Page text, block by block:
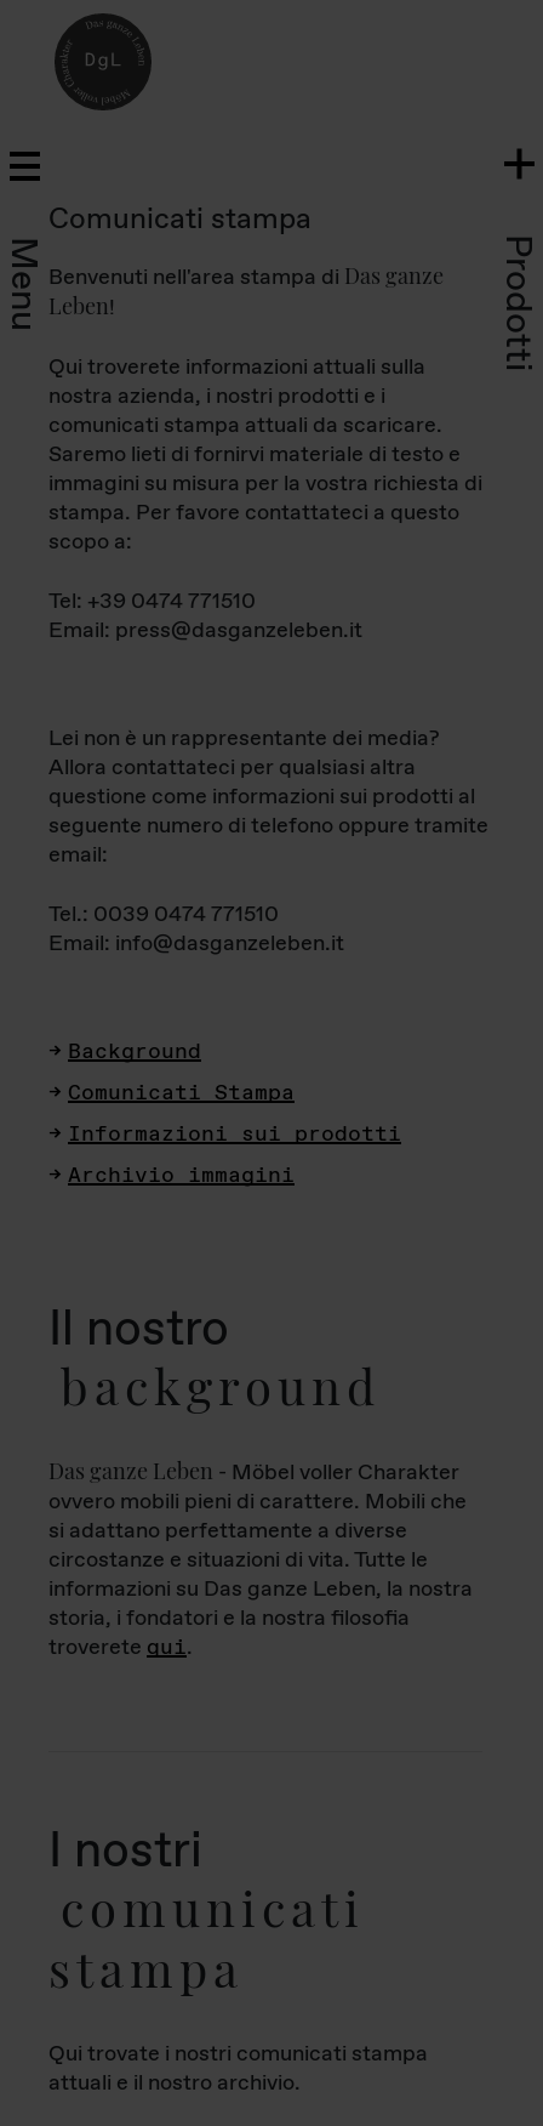
Menu Prodotti
Comunicati stampa
Benvenuti nell'area stampa di Das ganze
Leben!
Qui troverete informazioni attuali sulla
nostra azienda, i nostri prodotti e i
comunicati stampa attuali da scaricare.
Saremo lieti di fornirvi materiale di testo e
immagini su misura per la vostra richiesta di
stampa. Per favore contattateci a questo
scopo a:
Tel: +39 0474 771510
Email: press@dasganzeleben.it
Lei non è un rappresentante dei media?
Allora contattateci per qualsiasi altra
questione come informazioni sui prodotti al
seguente numero di telefono oppure tramite
email:
Tel.: 0039 0474 771510
Email: info@dasganzeleben.it
Background
Comunicati Stampa
Informazioni sui prodotti
Archivio immagini
Il nostro
background
Das ganze Leben - Möbel voller Charakter
ovvero mobili pieni di carattere. Mobili che
si adattano perfettamente a diverse
circostanze e situazioni di vita. Tutte le
informazioni su Das ganze Leben, la nostra
storia, i fondatori e la nostra filosofia
troverete qui.
I nostri
comunicati
stampa
Qui trovate i nostri comunicati stampa
attuali e il nostro archivio.